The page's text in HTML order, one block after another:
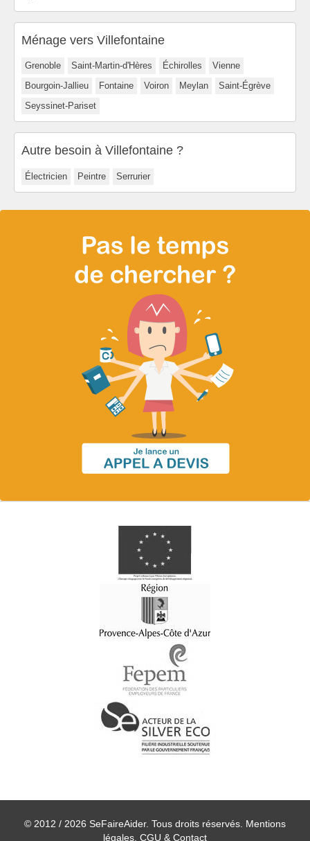
Ménage vers Villefontaine
Grenoble Saint-Martin-d'Hères Échirolles
Vienne
Bourgoin-Jallieu
Fontaine Voiron Meylan
Saint-Égrève
Seyssinet-Pariset
Autre besoin à Villefontaine ?
Électricien Peintre Serrurier
© 2012 / 2026 SeFaireAider. Tous droits réservés. Mentions
légales, CGU & Contact